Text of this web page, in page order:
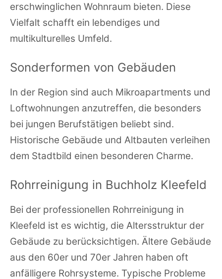
erschwinglichen Wohnraum bieten. Diese
Vielfalt schafft ein lebendiges und
multikulturelles Umfeld.
Sonderformen von Gebäuden
In der Region sind auch Mikroapartments und
Loftwohnungen anzutreffen, die besonders
bei jungen Berufstätigen beliebt sind.
Historische Gebäude und Altbauten verleihen
dem Stadtbild einen besonderen Charme.
Rohrreinigung in Buchholz Kleefeld
Bei der professionellen Rohrreinigung in
Kleefeld ist es wichtig, die Altersstruktur der
Gebäude zu berücksichtigen. Ältere Gebäude
aus den 60er und 70er Jahren haben oft
anfälligere Rohrsysteme. Typische Probleme